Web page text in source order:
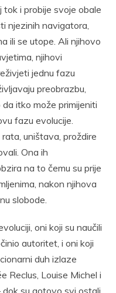
tok i probije svoje obale
njezinih navigatora,
ili se utope. Ali njihovo
njihovi
jednu fazu
preobrazbu,
itko može primijeniti
fazu evolucije.
uništava, proždire
Ona ih
na to čemu su prije
nakon njihova
slobode.
oni koji su naučili
autoritet, i oni koji
duh izlaze
Reclus, Louise Michel i
su gotovo svi ostali